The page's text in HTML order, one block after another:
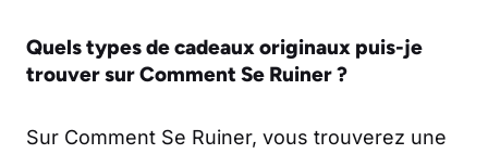
Quels types de cadeaux originaux puis-je
trouver sur Comment Se Ruiner ?
Sur Comment Se Ruiner, vous trouverez une